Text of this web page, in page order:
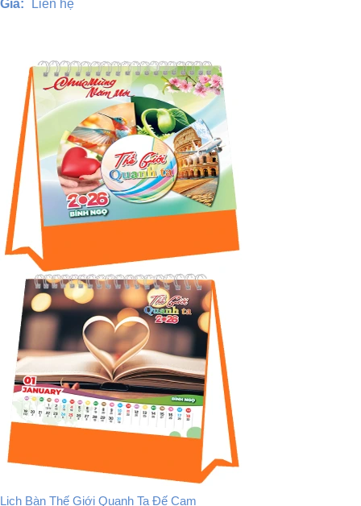
Giá: Liên hệ
Lịch Bàn Thế Giới Quanh Ta Đế Cam